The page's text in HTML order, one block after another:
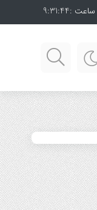
ساعت :9:31:46